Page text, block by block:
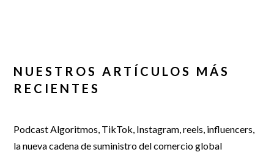
NUESTROS ARTÍCULOS MÁS
RECIENTES
Podcast Algoritmos, TikTok, Instagram, reels, influencers,
la nueva cadena de suministro del comercio global